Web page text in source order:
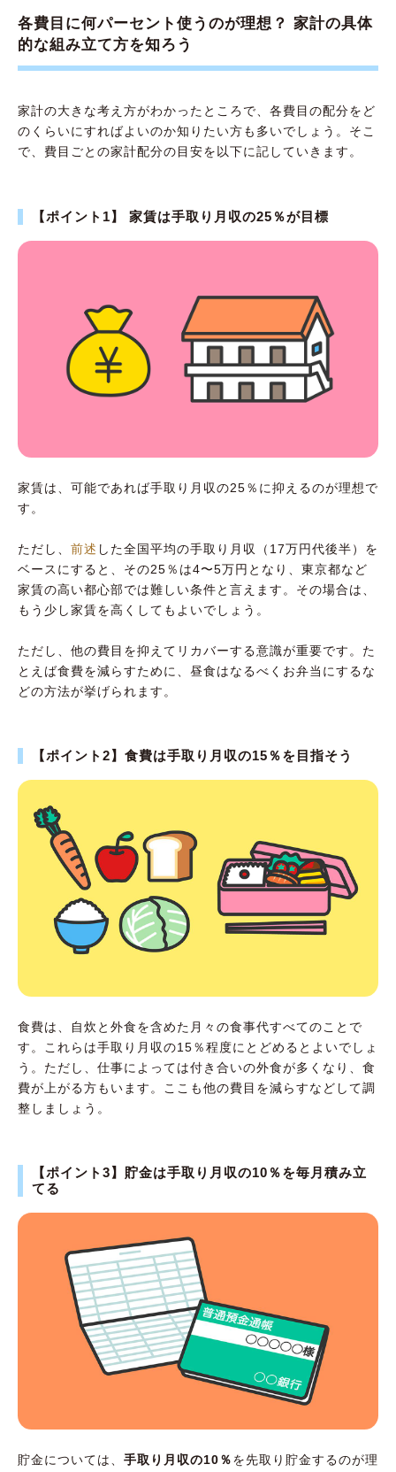
各費目に何パーセント使うのが理想？ 家計の具体
的な組み立て方を知ろう
家計の大きな考え方がわかったところで、各費目の配分をど
のくらいにすればよいのか知りたい方も多いでしょう。そこ
で、費目ごとの家計配分の目安を以下に記していきます。
【ポイント1】 家賃は手取り月収の25％が目標
家賃は、可能であれば手取り月収の25％に抑えるのが理想で
す。
ただし、 前述 した全国平均の手取り月収（17万円代後半）を
ベースにすると、その25％は4〜5万円となり、東京都など
家賃の高い都心部では難しい条件と言えます。その場合は、
もう少し家賃を高くしてもよいでしょう。
ただし、他の費目を抑えてリカバーする意識が重要です。た
とえば食費を減らすために、昼食はなるべくお弁当にするな
どの方法が挙げられます。
【ポイント2】食費は手取り月収の15％を目指そう
食費は、自炊と外食を含めた月々の食事代すべてのことで
す。これらは手取り月収の15％程度にとどめるとよいでしょ
う。ただし、仕事によっては付き合いの外食が多くなり、食
費が上がる方もいます。ここも他の費目を減らすなどして調
整しましょう。
【ポイント3】貯金は手取り月収の10％を毎月積み立
てる
貯金については、 手取り月収の10％を先取り貯金するのが理